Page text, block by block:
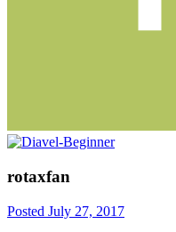
rotaxfan
Posted July 27, 2017